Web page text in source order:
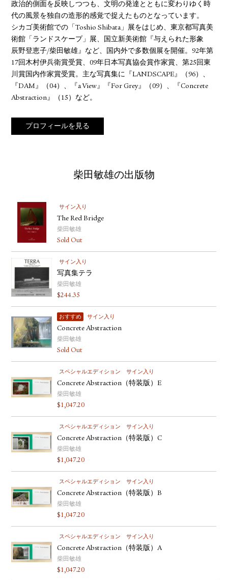
政治的側面を反映しつつも、文明の発達とともに変わりゆく時
代の風景を独自の造形的感覚で捉えたものとなっています。
シカゴ美術館での「Toshio Shibata」展をはじめ、東京都写真美
術館「ランドスケープ」展、国立新美術館『与えられた形象
辰野登恵子/柴田敏雄』など、国内外で多数個展を開催。92年第
17回木村伊兵衛賞受賞、09年日本写真協会賞作家賞、第25回東
川賞国内作家賞受賞。主な写真集に『LANDSCAPE』（96）、
『DAM』（04）、『a View』『For Grey』（09）、『Concrete
Abstraction』（15）など。
プロフィールを見る
柴田敏雄の出版物
サイン入り
The Red Bridge
柴田敏雄
Sold Out
サイン入り
写真集テラ
柴田敏雄
$244.35
おすすめ サイン入り
Concrete Abstraction
柴田敏雄
Sold Out
スペシャルエディション サイン入り
Concrete Abstraction（特装版）E
柴田敏雄
$1,047.20
スペシャルエディション サイン入り
Concrete Abstraction（特装版）C
柴田敏雄
$1,047.20
スペシャルエディション サイン入り
Concrete Abstraction（特装版）B
柴田敏雄
$1,047.20
スペシャルエディション サイン入り
Concrete Abstraction（特装版）A
柴田敏雄
$1,047.20